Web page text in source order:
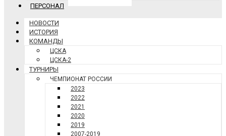
ПЕРСОНАЛ
НОВОСТИ
ИСТОРИЯ
КОМАНДЫ
ЦСКА
ЦСКА-2
ТУРНИРЫ
ЧЕМПИОНАТ РОССИИ
2023
2022
2021
2020
2019
2007-2019